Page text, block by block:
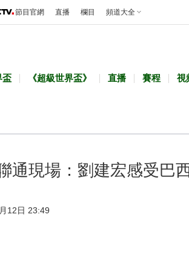
節目官網 直播 欄目 頻道大全
盃 《超級世界盃》 直播 賽程 視
通現場：劉建宏感受巴
12日 23:49